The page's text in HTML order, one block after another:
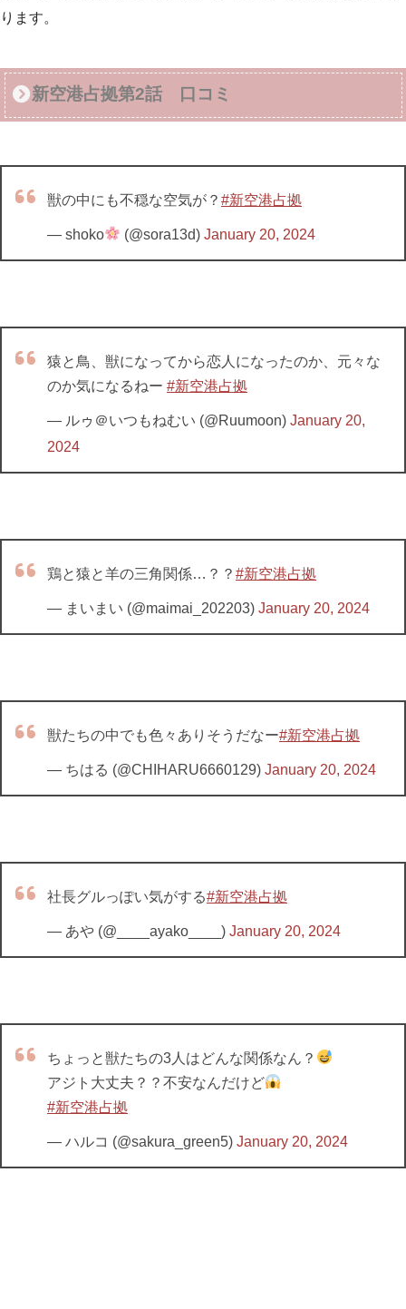
ります。
新空港占拠第2話 口コミ
獣の中にも不穏な空気が？ #新空港占拠
— shoko (@sora13d)January 20, 2024
猿と鳥、獣になってから恋人になったのか、元々な
のか気になるねー #新空港占拠
— ルゥ＠いつもねむい (@Ruumoon) January 20,
2024
鶏と猿と羊の三角関係…？？ #新空港占拠
— まいまい (@maimai_202203) January 20, 2024
獣たちの中でも色々ありそうだなー#新空港占拠
— ちはる (@CHIHARU6660129) January 20, 2024
社長グルっぽい気がする#新空港占拠
— あや (@____ayako____) January 20, 2024
ちょっと獣たちの3人はどんな関係なん？
アジト大丈夫？？不安なんだけど
#新空港占拠
— ハルコ (@sakura_green5) January 20, 2024